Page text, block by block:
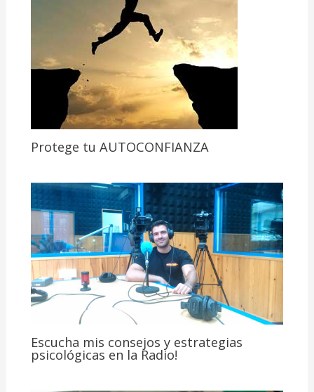
Protege tu AUTOCONFIANZA
Escucha mis consejos y estrategias
psicológicas en la Radio!